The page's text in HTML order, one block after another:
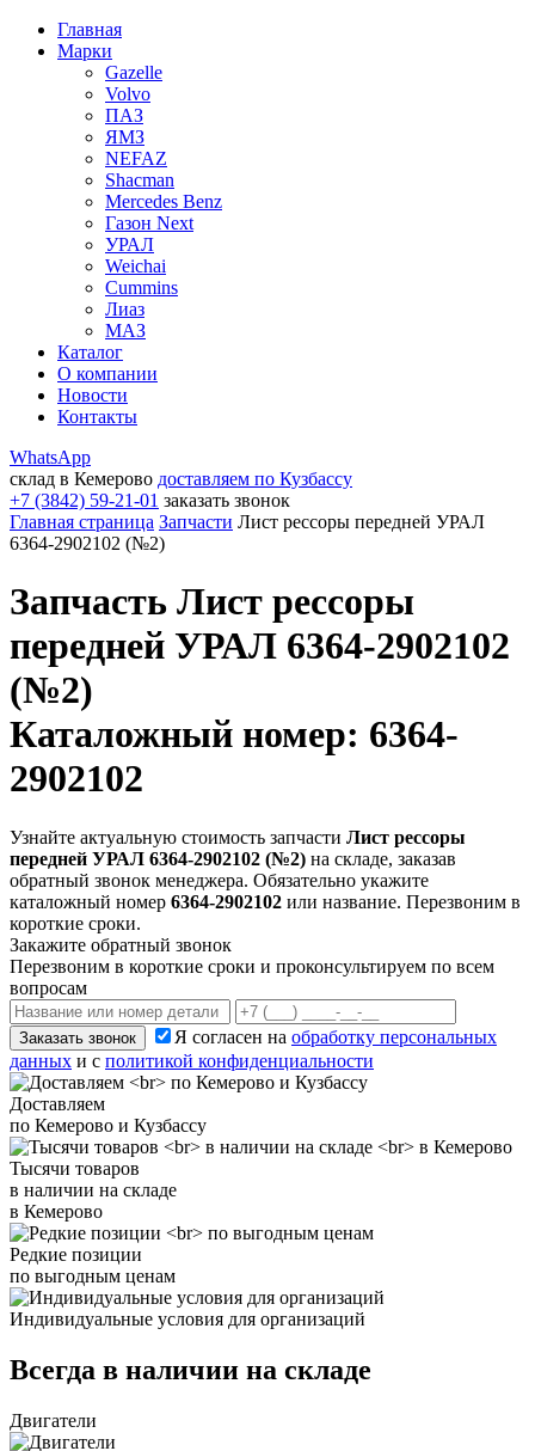
Главная
Марки
Gazelle
Volvo
ПАЗ
ЯМЗ
NEFAZ
Shacman
Mercedes Benz
Газон Next
УРАЛ
Weichai
Cummins
Лиаз
МАЗ
Каталог
О компании
Новости
Контакты
WhatsApp
склад в Кемерово доставляем по Кузбассу
+7 (3842) 59-21-01 заказать звонок
Главная страница Запчасти Лист рессоры передней УРАЛ
6364-2902102 (№2)
Запчасть Лист рессоры
передней УРАЛ 6364-2902102
(№2)
Каталожный номер: 6364-
2902102
Узнайте актуальную стоимость запчасти Лист рессоры
передней УРАЛ 6364-2902102 (№2) на складе, заказав
обратный звонок менеджера. Обязательно укажите
каталожный номер 6364-2902102 или название. Перезвоним в
короткие сроки.
Закажите обратный звонок
Перезвоним в короткие сроки и проконсультируем по всем
вопросам
Заказать звонок Я согласен на обработку персональных
данных и с политикой конфиденциальности
Доставляем
по Кемерово и Кузбассу
Тысячи товаров
в наличии на складе
в Кемерово
Редкие позиции
по выгодным ценам
Индивидуальные условия для организаций
Всегда в наличии на складе
Двигатели